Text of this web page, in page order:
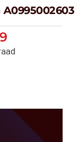
W212
’16)
89,99
A0995002603